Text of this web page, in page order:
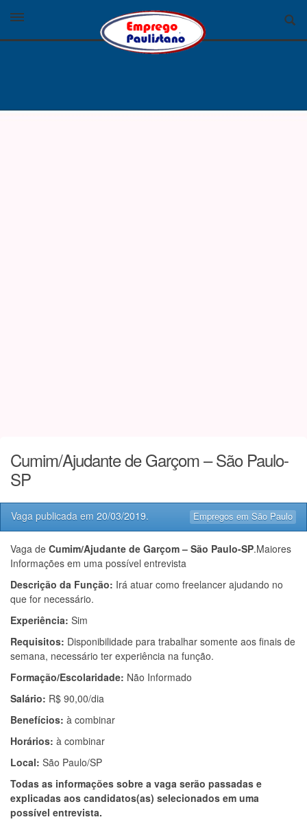
Cumim/Ajudante de Garçom – São Paulo-
SP
Empregos em São Paulo
Vaga publicada em 20/03/2019.
Vaga de Cumim/Ajudante de Garçom – São Paulo-SP.Maiores
Informações em uma possível entrevista
Descrição da Função: Irá atuar como freelancer ajudando no
que for necessário.
Experiência: Sim
Requisitos: Disponibilidade para trabalhar somente aos finais de
semana, necessário ter experiência na função.
Formação/Escolaridade: Não Informado
Salário: R$ 90,00/dia
Benefícios: à combinar
Horários: à combinar
Local: São Paulo/SP
Todas as informações sobre a vaga serão passadas e
explicadas aos candidatos(as) selecionados em uma
possível entrevista.